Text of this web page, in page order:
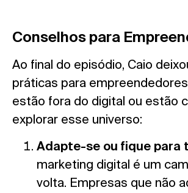
Conselhos para
Ao final do episódio, Caio
práticas para
estão fora do digital ou estão
explorar esse universo:
Adapte-se ou fique para
marketing digital é um
volta. Empresas que não